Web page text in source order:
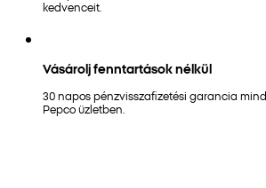
kedvenceit.
Vásárolj fenntartások nélkül
30 napos pénzvisszafizetési garancia
Pepco üzletben.